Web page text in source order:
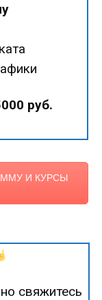
руб.
И КУРСЫ
свяжитесь